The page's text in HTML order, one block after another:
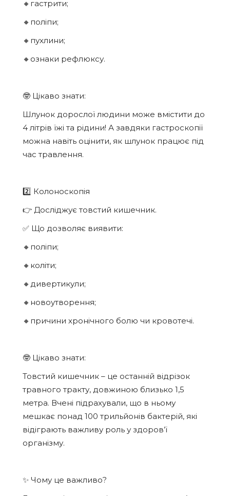
🔸гастрити;
🔸поліпи;
🔸пухлини;
🔸ознаки рефлюксу.
🤓 Цікаво знати:
Шлунок дорослої людини може вмістити до
4 літрів їжі та рідини! А завдяки гастроскопії
можна навіть оцінити, як шлунок працює під
час травлення.
2️⃣ Колоноскопія
👉 Досліджує товстий кишечник.
✅ Що дозволяє виявити:
🔸поліпи;
🔸коліти;
🔸дивертикули;
🔸новоутворення;
🔸причини хронічного болю чи кровотечі.
🤓 Цікаво знати:
Товстий кишечник – це останній відрізок
травного тракту, довжиною близько 1,5
метра. Вчені підрахували, що в ньому
мешкає понад 100 трильйонів бактерій, які
відіграють важливу роль у здоров’ї
організму.
✨ Чому це важливо?